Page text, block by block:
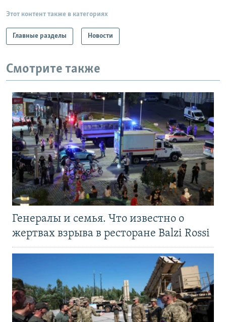
Этот контент также в категориях
Главные разделы Новости
Смотрите также
Генералы и семья. Что известно о
жертвах взрыва в ресторане Balzi Rossi